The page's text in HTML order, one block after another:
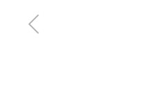
Previous